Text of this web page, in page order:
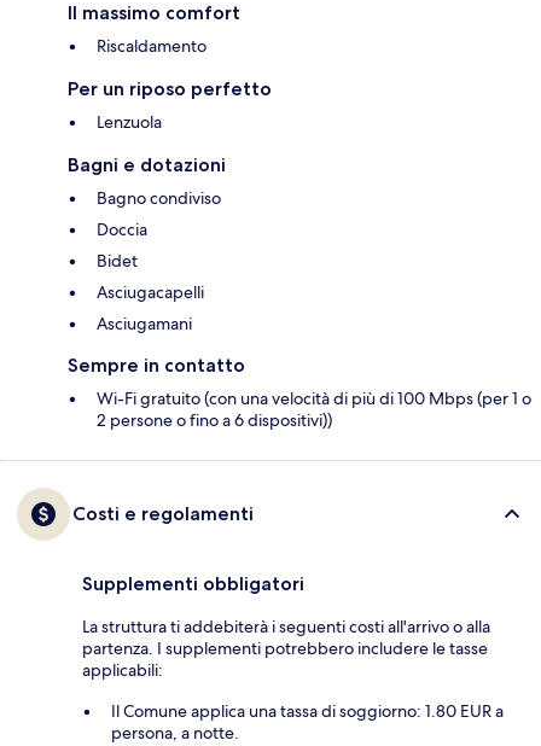
Il massimo comfort
Riscaldamento
Per un riposo perfetto
Lenzuola
Bagni e dotazioni
Bagno condiviso
Doccia
Bidet
Asciugacapelli
Asciugamani
Sempre in contatto
Wi-Fi gratuito (con una velocità di più di 100 Mbps (per 1 o
2 persone o fino a 6 dispositivi))
Costi e regolamenti
Supplementi obbligatori
La struttura ti addebiterà i seguenti costi all'arrivo o alla
partenza. I supplementi potrebbero includere le tasse
applicabili:
Il Comune applica una tassa di soggiorno: 1.80 EUR a
persona, a notte.